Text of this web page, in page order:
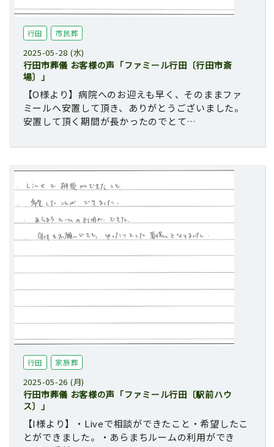
行田 市民葬
2025-05-28 (水)
行田市葬儀 お客様の声「ファミール行田〔行田市斎
場〕」
【O様より】病院へのお迎えも早く、そのままファ
ミールへ安置して頂き、ありがとうございました。
安置して頂く期間が長かったのでとて…
行田 家族葬
2025-05-26 (月)
行田市葬儀 お客様の声「ファミール行田〔駅前ハウ
ス〕」
【I様より】・Liveで相談ができたこと・希望したこ
とができました。・あらまちルームの利用ができ